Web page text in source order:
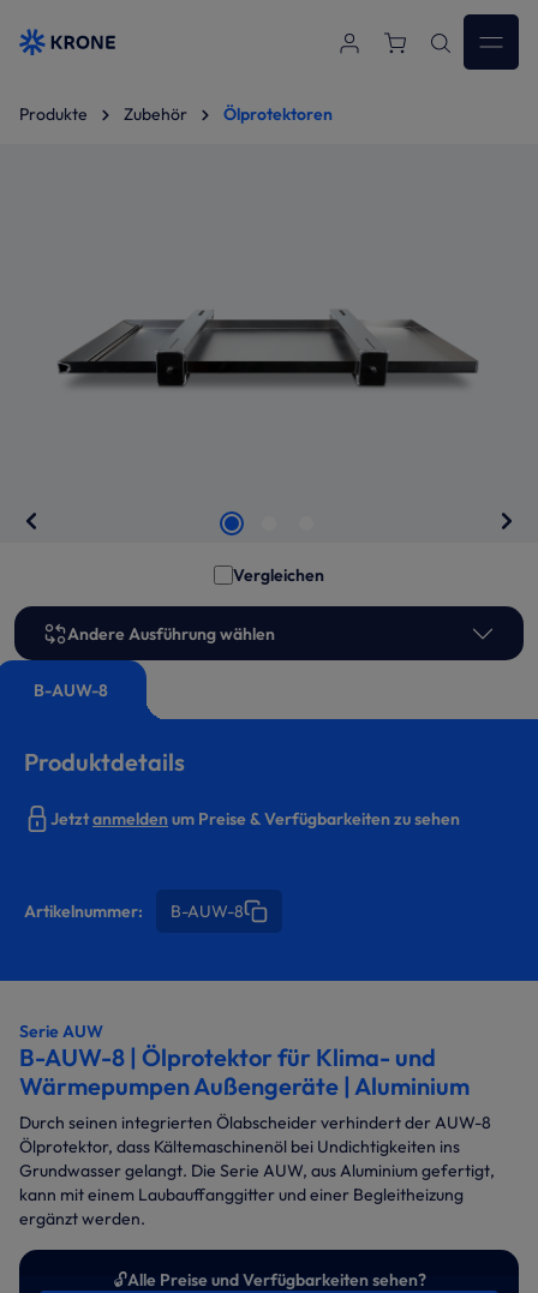
Zum Hauptinhalt springen
Produkte Zubehör Ölprotektoren
Vergleichen
B-AUW-8
Andere Ausführung wählen
Produktdetails
Jetztanmeldenum Preise & Verfügbarkeiten zu sehen
Artikelnummer: B-AUW-8
Serie AUW
B-AUW-8 | Ölprotektor für Klima- und
Wärmepumpen Außengeräte | Aluminium
Durch seinen integrierten Ölabscheider verhindert der AUW-8
Ölprotektor, dass Kältemaschinenöl bei Undichtigkeiten ins
Grundwasser gelangt. Die Serie AUW, aus Aluminium gefertigt,
kann mit einem Laubauffanggitter und einer Begleitheizung
ergänzt werden.
🔓Alle Preise und Verfügbarkeiten sehen?